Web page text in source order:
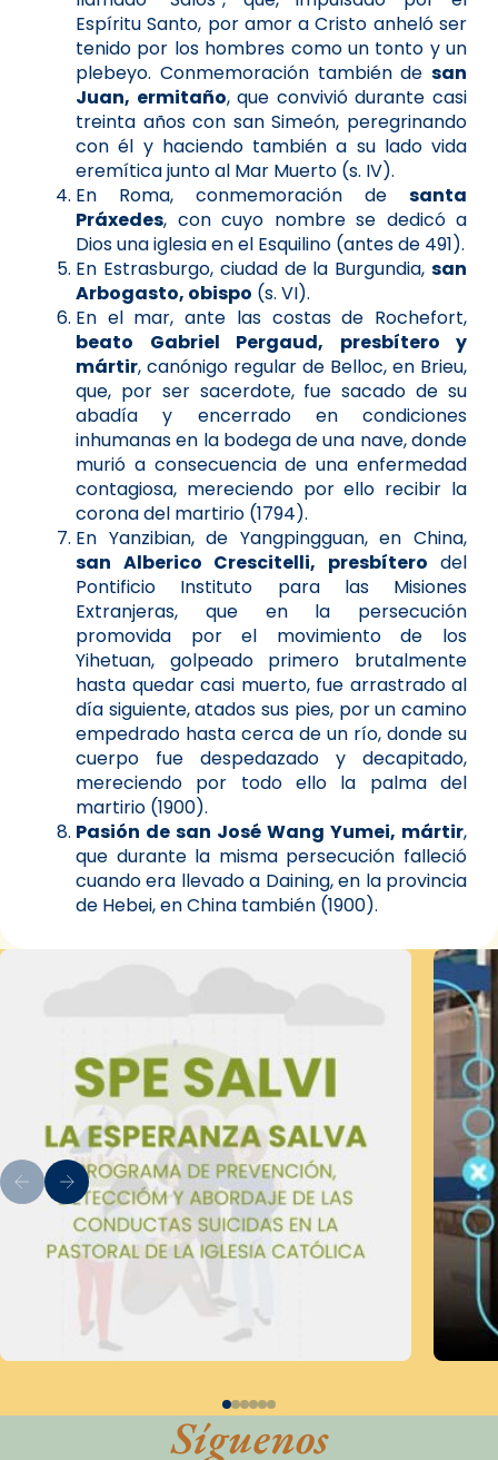
Espíritu Santo, por amor a Cristo anheló ser
tenido por los hombres como un tonto y un
plebeyo. Conmemoración también de san
Juan, ermitaño, que convivió durante casi
treinta años con san Simeón, peregrinando
con él y haciendo también a su lado vida
eremítica junto al Mar Muerto (s. IV).
En Roma, conmemoración de santa
Práxedes, con cuyo nombre se dedicó a
Dios una iglesia en el Esquilino (antes de 491).
En Estrasburgo, ciudad de la Burgundia, san
Arbogasto, obispo (s. VI).
En el mar, ante las costas de Rochefort,
beato Gabriel Pergaud, presbítero y
mártir, canónigo regular de Belloc, en Brieu,
que, por ser sacerdote, fue sacado de su
abadía y encerrado en condiciones
inhumanas en la bodega de una nave, donde
murió a consecuencia de una enfermedad
contagiosa, mereciendo por ello recibir la
corona del martirio (1794).
En Yanzibian, de Yangpingguan, en China,
san Alberico Crescitelli, presbítero del
Pontificio Instituto para las Misiones
Extranjeras, que en la persecución
promovida por el movimiento de los
Yihetuan, golpeado primero brutalmente
hasta quedar casi muerto, fue arrastrado al
día siguiente, atados sus pies, por un camino
empedrado hasta cerca de un río, donde su
cuerpo fue despedazado y decapitado,
mereciendo por todo ello la palma del
martirio (1900).
Pasión de san José Wang Yumei, mártir,
que durante la misma persecución falleció
cuando era llevado a Daining, en la provincia
de Hebei, en China también (1900).
Síguenos